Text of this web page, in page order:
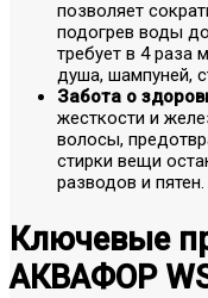
позволяет
подогрев воды
требует в 4
душа, шампуней,
Забота о
жесткости и
волосы,
стирки вещи
разводов и пятен.
Ключевые
АКВАФОР